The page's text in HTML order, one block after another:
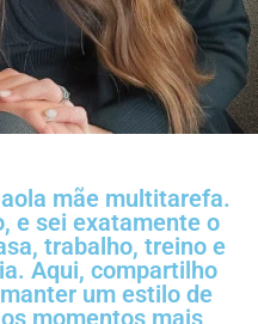
mãe multitarefa.
e sei exatamente o
trabalho, treino e
Aqui, compartilho
um estilo de
momentos mais